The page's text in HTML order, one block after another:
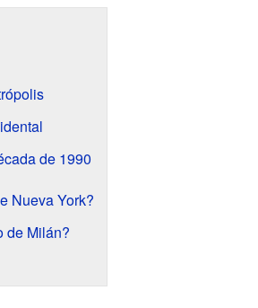
de 1990
Nueva York?
de Milán?